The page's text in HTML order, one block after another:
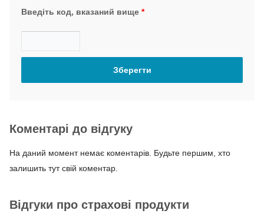
Введіть код, вказаний вище *
Коментарі до відгуку
На даний момент немає коментарів. Будьте першим, хто
залишить тут свій коментар.
Відгуки про страхові продукти